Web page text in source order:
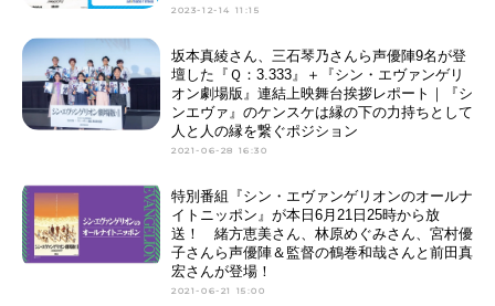
2023-12-14 11:15
坂本真綾さん、三石琴乃さんら声優陣9名が登
壇した『Ｑ：3.333』＋『シン・エヴァンゲリ
オン劇場版』連結上映舞台挨拶レポート｜『シ
ンエヴァ』のケンスケは縁の下の力持ちとして
人と人の縁を繋ぐポジション
2021-06-28 16:30
特別番組『シン・エヴァンゲリオンのオールナ
イトニッポン』が本日6月21日25時から放
送！ 緒方恵美さん、林原めぐみさん、宮村優
子さんら声優陣＆監督の鶴巻和哉さんと前田真
宏さんが登場！
2021-06-21 15:00